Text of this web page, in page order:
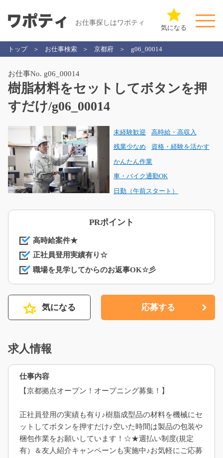
お仕事探しはワポティ
気になる
トップ お仕事検索 京都府 g06_00014
お仕事No. g06_00014
樹脂材料をセットしてボタンを押
すだけ/g06_00014
未経験歓迎 高時給・高収入
残業少なめ 資格・経験を活かす
かんたん作業
車・バイク通勤OK
日勤（午前スタート）
PRポイント
高時給案件★
正社員登用実績有り☆
職場を見学してからのお返事OK☆彡
気になる 応募する
求人情報
仕事内容
【京都拠点オープン！オープニング募集！】
正社員登用の実績も有り♪樹脂成型品の材料を機械にセ
ットしてボタンを押すだけ♪空いた時間は製品の包装や
梱包作業をお願いしています！☆★週払い制度(規定
有）＆友人紹介キャンペーンも実施中♪お気軽にご応募